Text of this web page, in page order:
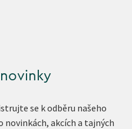
se k odběru našeho
novinkách, akcích a tajných